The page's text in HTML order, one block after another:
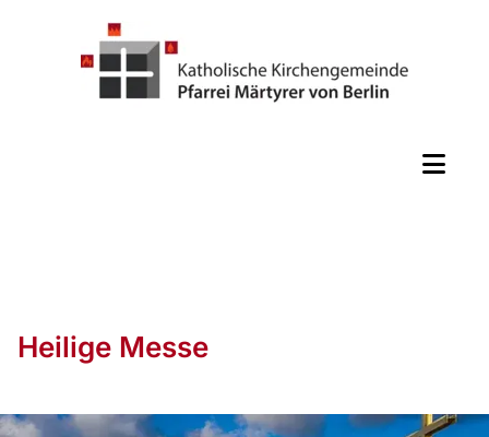
Heilige Messe